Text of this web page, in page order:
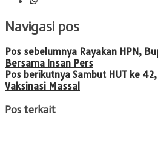
Navigasi pos
Pos sebelumnya Rayakan HPN,
Bersama Insan Pers
Pos berikutnya Sambut HUT ke
Vaksinasi Massal
Pos terkait